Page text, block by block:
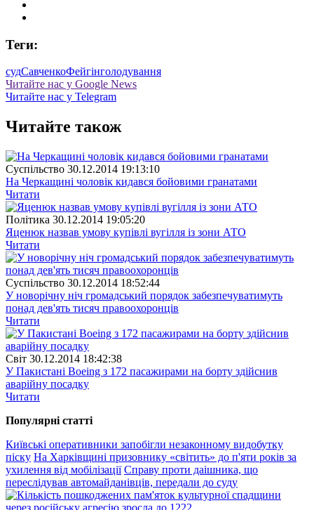
Теги:
судСавченкоФейгінголодування
Читайте нас у Google News
Читайте нас у Telegram
Читайте також
Суспiльство 30.12.2014 19:13:10
На Черкащині чоловік кидався бойовими гранатами
Читати
Полiтика 30.12.2014 19:05:20
Яценюк назвав умову купівлі вугілля із зони АТО
Читати
Суспiльство 30.12.2014 18:52:44
У новорічну ніч громадський порядок забезпечуватимуть
понад дев'ять тисяч правоохоронців
Читати
Свiт 30.12.2014 18:42:38
У Пакистані Boeing з 172 пасажирами на борту здійснив
аварійну посадку
Читати
Популярнi статтi
Київські оперативники запобігли незаконному видобутку
піску На Харківщині призовнику «світить» до п'яти років за
ухилення від мобілізації Справу проти даішника, що
переслідував автомайданівців, передали до суду